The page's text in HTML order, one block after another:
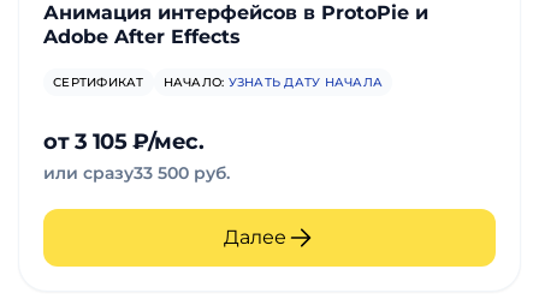
Анимация интерфейсов в ProtoPie и
Adobe After Effects
СЕРТИФИКАТ НАЧАЛО: УЗНАТЬ ДАТУ НАЧАЛА
от 3 105 ₽/мес.
или сразу33 500 руб.
Далее